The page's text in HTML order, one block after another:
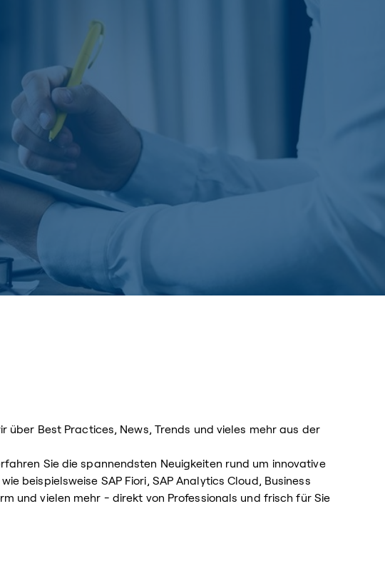
über Best Practices, News, Trends und vieles mehr aus der
Sie die spannendsten Neuigkeiten rund um innovative
beispielsweise SAP Fiori, SAP Analytics Cloud, Business
und vielen mehr - direkt von Professionals und frisch für Sie